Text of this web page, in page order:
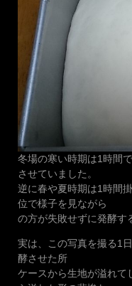
冬場の寒い時期は1時間
させていました。
逆に春や夏時期は1時間
位で様子を見ながら
の方が失敗せずに発酵す
実は、この写真を撮る1
酵させた所
ケースから生地が溢れて